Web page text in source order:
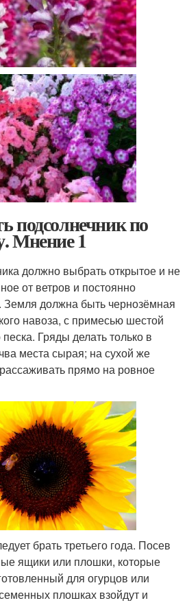
подсолнечник по
Мнение 1
должно выбрать открытое и не
от ветров и постоянно
должна быть чернозёмная
навоза, с примесью шестой
Гряды делать только в
места сырая; на сухой же
прямо на ровное
брать третьего года. Посев
ящики или плошки, которые
для огурцов или
плошках взойдут и